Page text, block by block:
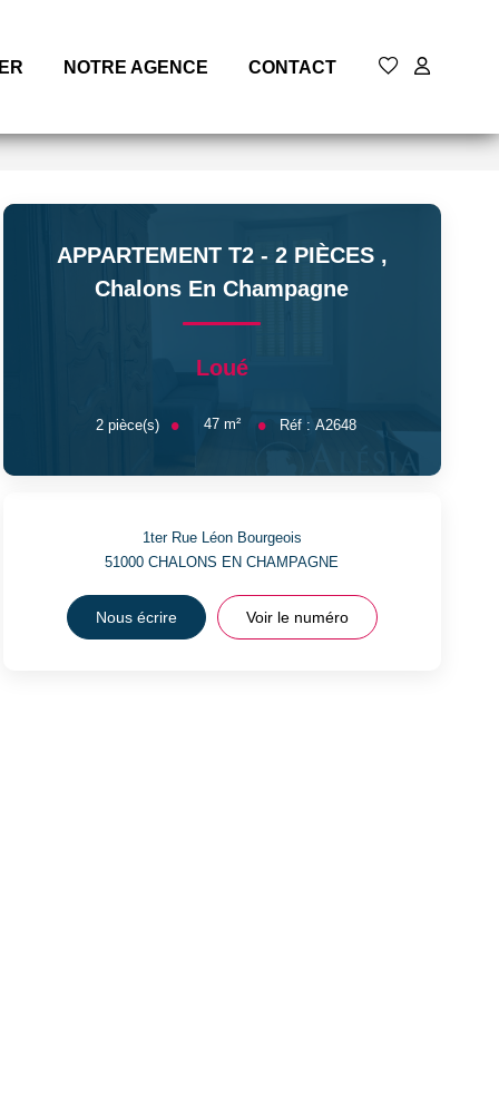
NOTRE AGENCE CONTACT
APPARTEMENT T2 - 2 PIÈCES ,
Chalons En Champagne
Loué
2pièce(s) 47m² Réf :A2648
1ter Rue Léon Bourgeois
51000CHALONS EN CHAMPAGNE
Nous écrire Voir le numéro